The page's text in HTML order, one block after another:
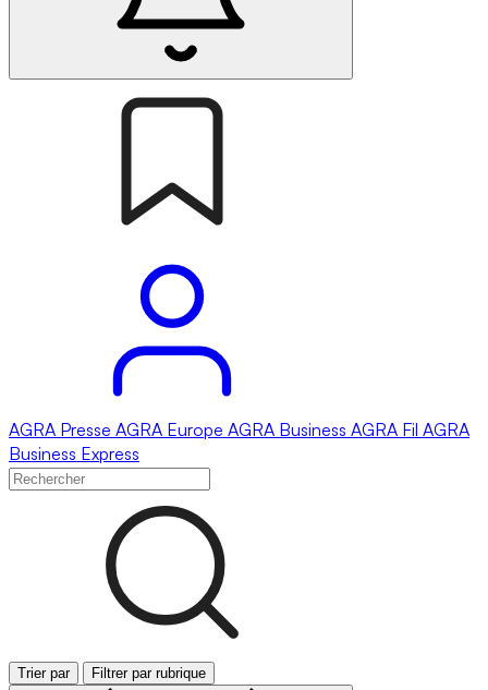
AGRA Presse AGRA Europe AGRA Business AGRA Fil AGRA
Business Express
Trier par Filtrer par rubrique